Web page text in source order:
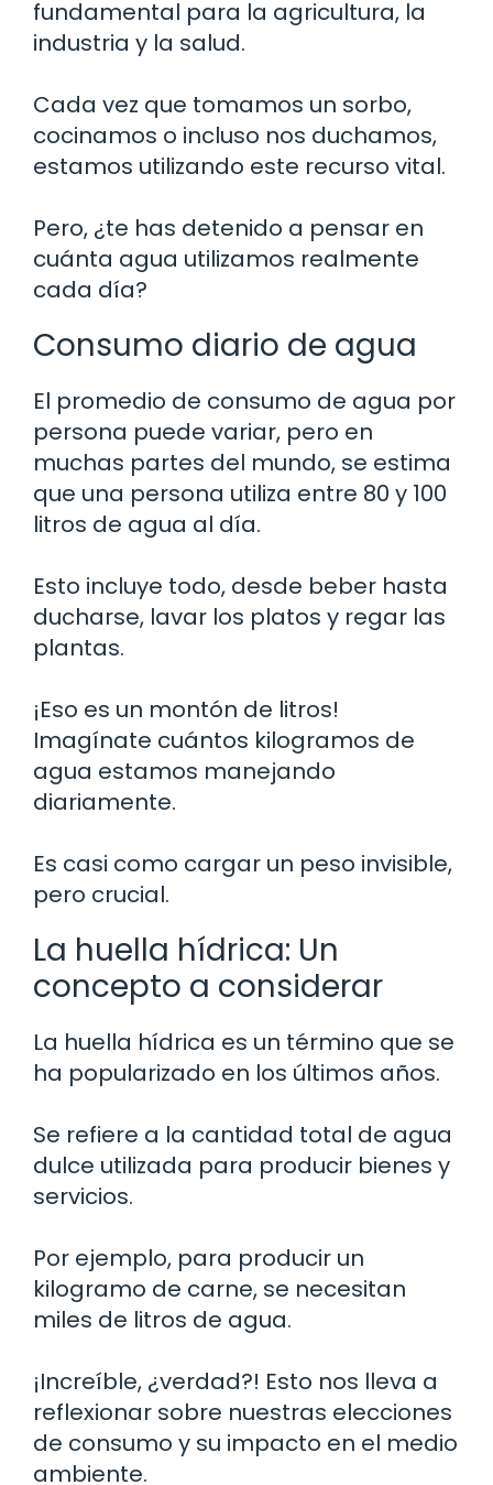
fundamental para la agricultura, la
industria y la salud.
Cada vez que tomamos un sorbo,
cocinamos o incluso nos duchamos,
estamos utilizando este recurso vital.
Pero, ¿te has detenido a pensar en
cuánta agua utilizamos realmente
cada día?
Consumo diario de agua
El promedio de consumo de agua por
persona puede variar, pero en
muchas partes del mundo, se estima
que una persona utiliza entre 80 y 100
litros de agua al día.
Esto incluye todo, desde beber hasta
ducharse, lavar los platos y regar las
plantas.
¡Eso es un montón de litros!
Imagínate cuántos kilogramos de
agua estamos manejando
diariamente.
Es casi como cargar un peso invisible,
pero crucial.
La huella hídrica: Un
concepto a considerar
La huella hídrica es un término que se
ha popularizado en los últimos años.
Se refiere a la cantidad total de agua
dulce utilizada para producir bienes y
servicios.
Por ejemplo, para producir un
kilogramo de carne, se necesitan
miles de litros de agua.
¡Increíble, ¿verdad?! Esto nos lleva a
reflexionar sobre nuestras elecciones
de consumo y su impacto en el medio
ambiente.